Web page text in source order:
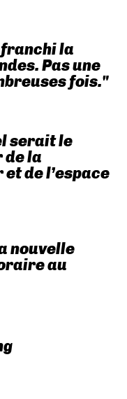
franchi la
Pas une
fois."
serait le
de la
de l’espace
nouvelle
au